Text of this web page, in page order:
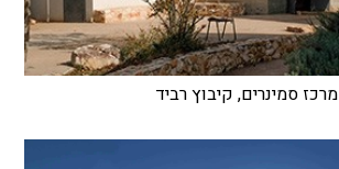
מרכז סמינרים, קיבוץ רביד